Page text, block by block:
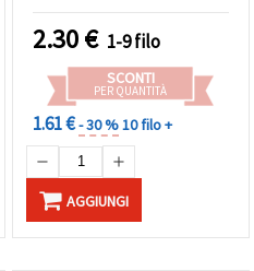
2.30€ 1-9 filo
SCONTI
PER QUANTITÀ
1.61 €- 30 %10 filo +
AGGIUNGI